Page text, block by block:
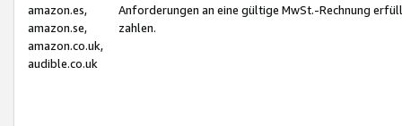
amazon.es,
amazon.se,
amazon.co.uk,
audible.co.uk
Anforderungen an eine gültige MwSt.-Rechnung
zahlen.